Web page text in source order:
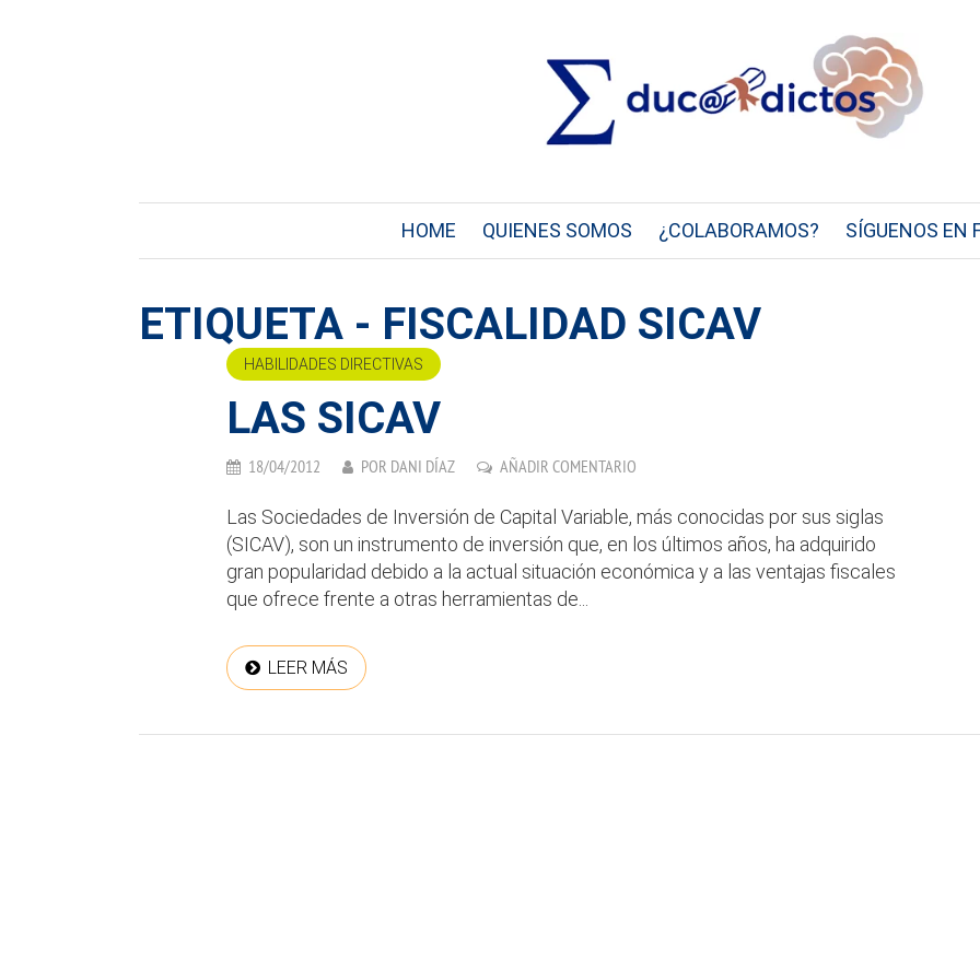
HOME QUIENES SOMOS ¿COLABORAMOS? SÍGUENOS EN
ETIQUETA - FISCALIDAD SICAV
HABILIDADES DIRECTIVAS
LAS SICAV
18/04/2012 POR DANI DÍAZ AÑADIR COMENTARIO
Las Sociedades de Inversión de Capital Variable, más conocidas por sus siglas
(SICAV), son un instrumento de inversión que, en los últimos años, ha adquirido
gran popularidad debido a la actual situación económica y a las ventajas fiscales
que ofrece frente a otras herramientas de...
LEER MÁS